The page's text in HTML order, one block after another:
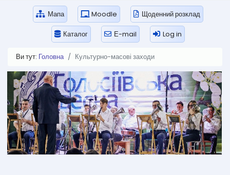
Мапа Moodle Щоденний розклад
Каталог Е-mail Log in
Ви тут: Головна Культурно-масові заходи